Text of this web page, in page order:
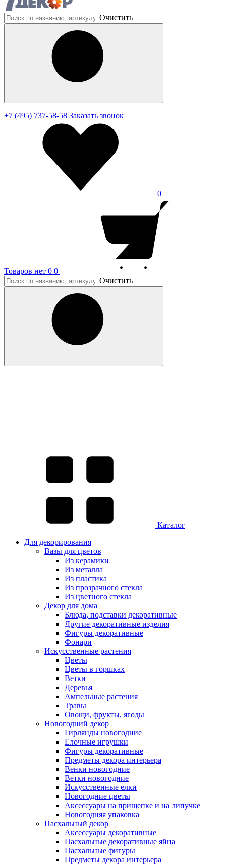
Очистить
+7 (495) 737-58-58 Заказать звонок
0
Товаров нет 0 0
Очистить
Каталог
Для декорирования
Вазы для цветов
Из керамики
Из металла
Из пластика
Из прозрачного стекла
Из цветного стекла
Декор для дома
Блюда, подставки декоративные
Другие декоративные изделия
Фигуры декоративные
Фонари
Искусственные растения
Цветы
Цветы в горшках
Ветки
Деревья
Ампельные растения
Травы
Овощи, фрукты, ягоды
Новогодний декор
Гирлянды новогодние
Елочные игрушки
Фигуры декоративные
Предметы декора интерьера
Венки новогодние
Ветки новогодние
Искусственные елки
Новогодние цветы
Аксессуары на прищепке и на липучке
Новогодняя упаковка
Пасхальный декор
Аксессуары декоративные
Пасхальные декоративные яйца
Пасхальные фигуры
Предметы декора интерьера